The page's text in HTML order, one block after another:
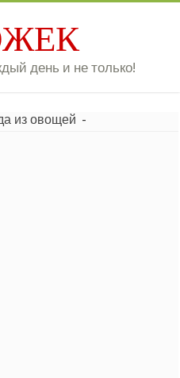
день и не только!
из овощей -